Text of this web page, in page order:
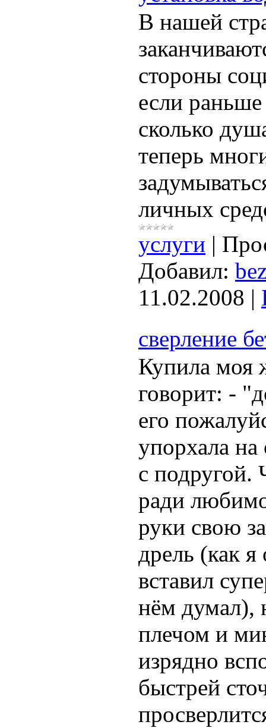
В нашей
стороны
если
сколько
теперь
личных
услуги |
Добавил:
11.02.2008 |
сверление
Купила моя
говорит: -
его
упорхала
с подругой.
ради
руки свою
дрель (как
вставил
нём думал),
плечом и
изрядно
быстрей